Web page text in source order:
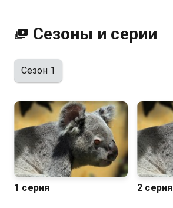
Сезоны и серии
Сезон 1
1 серия 2 серия